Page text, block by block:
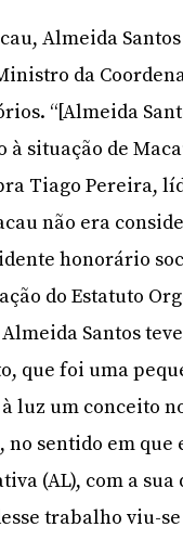
Almeida
da
“[Almeida
à situação de
Tiago Pereira,
não era
honorário
do Estatuto
Santos
que foi uma
luz um conceito
no sentido em
(AL), com a
trabalho viu-